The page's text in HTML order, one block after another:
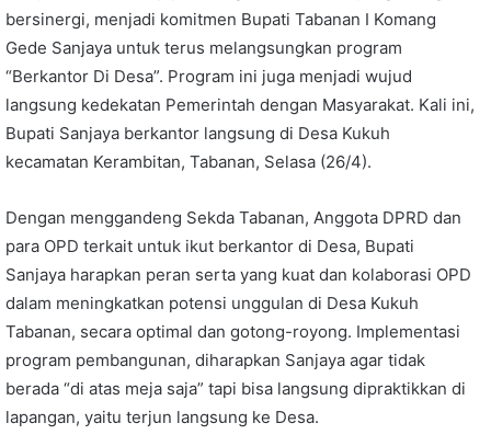
bersinergi, menjadi komitmen Bupati Tabanan I Komang
Gede Sanjaya untuk terus melangsungkan program
“Berkantor Di Desa”. Program ini juga menjadi wujud
langsung kedekatan Pemerintah dengan Masyarakat. Kali ini,
Bupati Sanjaya berkantor langsung di Desa Kukuh
kecamatan Kerambitan, Tabanan, Selasa (26/4).
Dengan menggandeng Sekda Tabanan, Anggota DPRD dan
para OPD terkait untuk ikut berkantor di Desa, Bupati
Sanjaya harapkan peran serta yang kuat dan kolaborasi OPD
dalam meningkatkan potensi unggulan di Desa Kukuh
Tabanan, secara optimal dan gotong-royong. Implementasi
program pembangunan, diharapkan Sanjaya agar tidak
berada “di atas meja saja” tapi bisa langsung dipraktikkan di
lapangan, yaitu terjun langsung ke Desa.